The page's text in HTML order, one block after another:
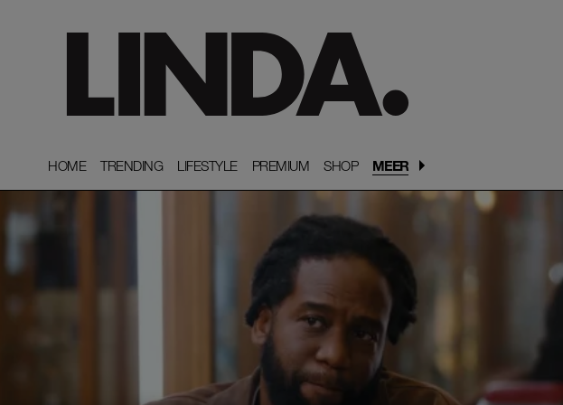
HOME
HOME TRENDING
TRENDING LIFESTYLE
LIFESTYLE PREMIUM
PREMIUM SHOP
SHOP MEER